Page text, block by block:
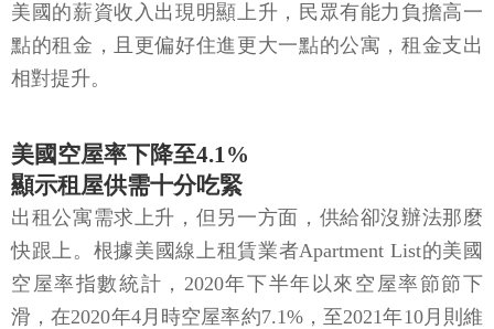
美國的薪資收入出現明顯上升，民眾有能力負擔高一
點的租金，且更偏好住進更大一點的公寓，租金支出
相對提升。
美國空屋率下降至4.1%
顯示租屋供需十分吃緊
出租公寓需求上升，但另一方面，供給卻沒辦法那麼
快跟上。根據美國線上租賃業者Apartment List的美國
空屋率指數統計，2020年下半年以來空屋率節節下
滑，在2020年4月時空屋率約7.1%，至2021年10月則維